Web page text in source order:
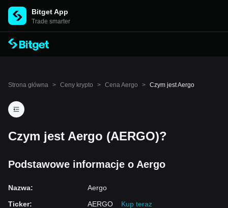
Bitget App
Trade smarter
Strona główna > Ceny krypto > Cena Aergo > Czym jest Aergo
Czym jest Aergo (AERGO)?
Podstawowe informacje o Aergo
Nazwa:
Aergo
Ticker: AERGO
Kup teraz